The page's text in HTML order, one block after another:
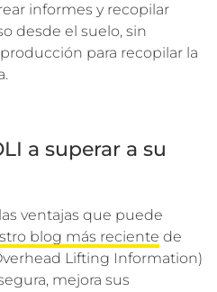
informes y recopilar
desde el suelo, sin
para recopilar la
a superar a su
ventajas que puede
blog más reciente de
Lifting Information)
mejora sus